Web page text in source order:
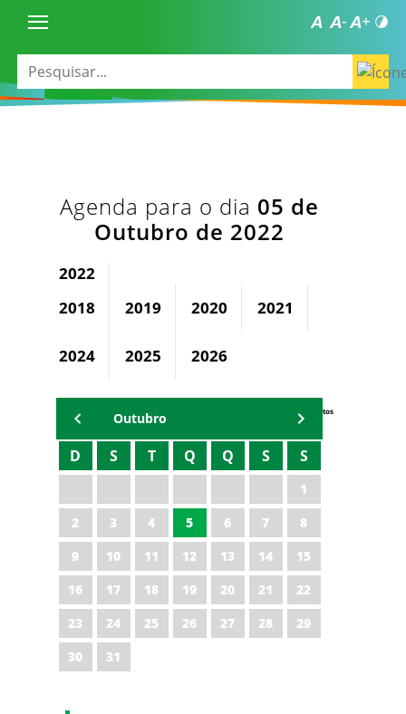
Agenda para o dia 05 de
Outubro de 2022
2022
2018
2019 2020 2021
2024 2025 2026
Eventos
Outubro
D S T Q Q S S
1
2
3 4 5 6 7
8
9
10 11 12 13 14
15
16
17 18 19 20 21
22
23
24 25 26 27 28
29
30
31